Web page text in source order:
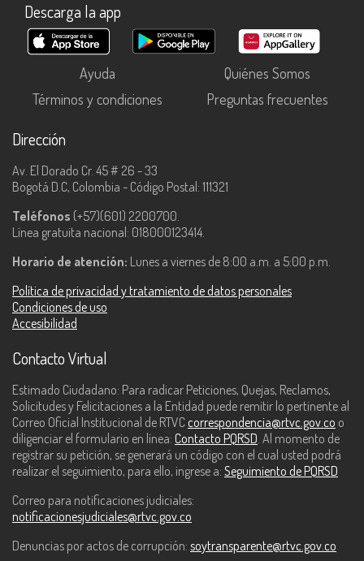
Descarga la app
Ayuda
Quiénes Somos
Términos y condiciones
Preguntas frecuentes
Dirección
Av. El Dorado Cr. 45 # 26 - 33
Bogotá D.C, Colombia - Código Postal: 111321
Teléfonos (+57)(601) 2200700.
Línea gratuita nacional: 018000123414.
Horario de atención: Lunes a viernes de 8:00 a.m. a 5:00 p.m.
Política de privacidad y tratamiento de datos personales
Condiciones de uso
Accesibilidad
Contacto Virtual
Estimado Ciudadano: Para radicar Peticiones, Quejas, Reclamos,
Solicitudes y Felicitaciones a la Entidad puede remitir lo pertinente al
Correo Oficial Institucional de RTVC correspondencia@rtvc.gov.co o
diligenciar el formulario en línea: Contacto PQRSD. Al momento de
registrar su petición, se generará un código con el cual usted podrá
realizar el seguimiento, para ello, ingrese a: Seguimiento de PQRSD
Correo para notificaciones judiciales:
notificacionesjudiciales@rtvc.gov.co
Denuncias por actos de corrupción: soytransparente@rtvc.gov.co